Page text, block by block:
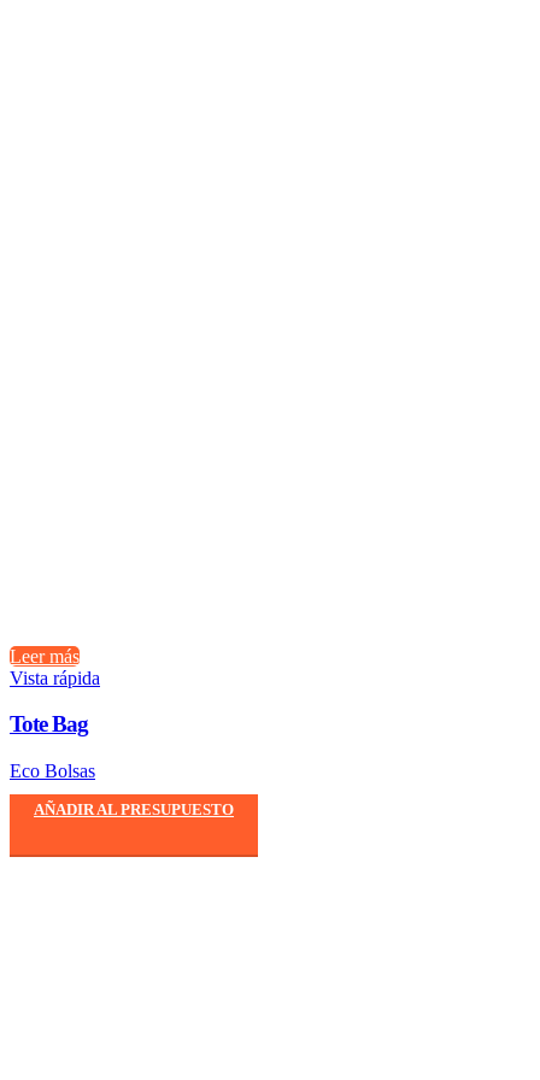
Leer más
Vista rápida
Tote Bag
Eco Bolsas
AÑADIR AL PRESUPUESTO